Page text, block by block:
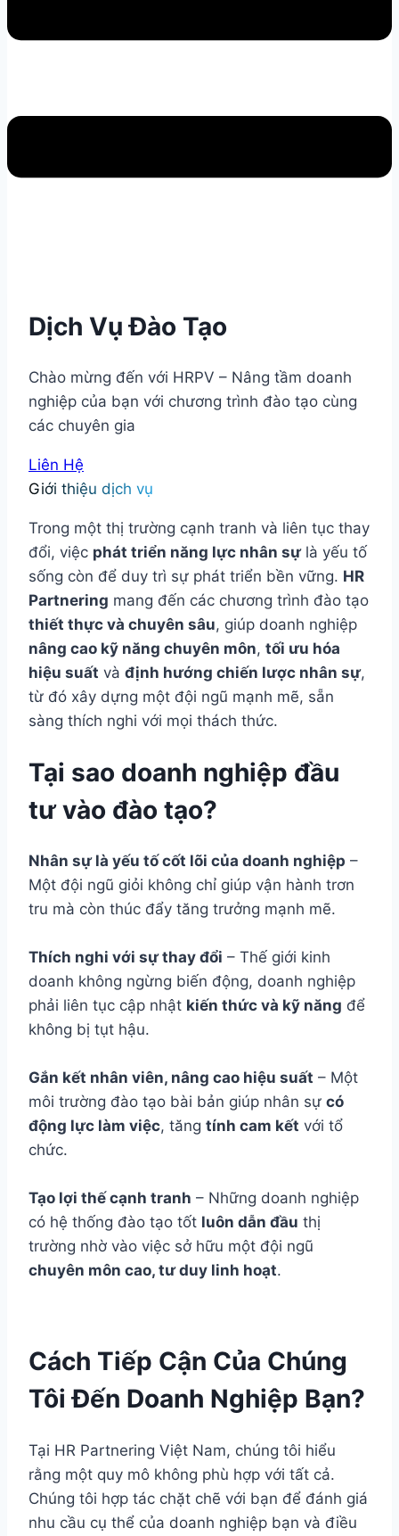
Dịch Vụ Đào Tạo
Chào mừng đến với HRPV – Nâng tầm doanh
nghiệp của bạn với chương trình đào tạo cùng
các chuyên gia
Liên Hệ
Giới thiệu dịch vụ
Trong một thị trường cạnh tranh và liên tục thay
đổi, việc phát triển năng lực nhân sựlà yếu tố
sống còn để duy trì sự phát triển bền vững. HR
Partnering mang đến các chương trình đào tạo
thiết thực và chuyên sâu, giúp doanh nghiệp
nâng cao kỹ năng chuyên môn, tối ưu hóa
hiệu suất và định hướng chiến lược nhân sự,
từ đó xây dựng một đội ngũ mạnh mẽ, sẵn
sàng thích nghi với mọi thách thức.
Tại sao doanh nghiệp đầu
tư vào đào tạo?
Nhân sự là yếu tố cốt lõi của doanh nghiệp –
Một đội ngũ giỏi không chỉ giúp vận hành trơn
tru mà còn thúc đẩy tăng trưởng mạnh mẽ.
Thích nghi với sự thay đổi – Thế giới kinh
doanh không ngừng biến động, doanh nghiệp
phải liên tục cập nhật kiến thức và kỹ năng để
không bị tụt hậu.
Gắn kết nhân viên, nâng cao hiệu suất – Một
môi trường đào tạo bài bản giúp nhân sự có
động lực làm việc, tăng tính cam kết với tổ
chức.
Tạo lợi thế cạnh tranh – Những doanh nghiệp
có hệ thống đào tạo tốt luôn dẫn đầu thị
trường nhờ vào việc sở hữu một đội ngũ
chuyên môn cao, tư duy linh hoạt.
Cách Tiếp Cận Của Chúng
Tôi Đến Doanh Nghiệp Bạn?
Tại HR Partnering Việt Nam, chúng tôi hiểu
rằng một quy mô không phù hợp với tất cả.
Chúng tôi hợp tác chặt chẽ với bạn để đánh giá
nhu cầu cụ thể của doanh nghiệp bạn và điều